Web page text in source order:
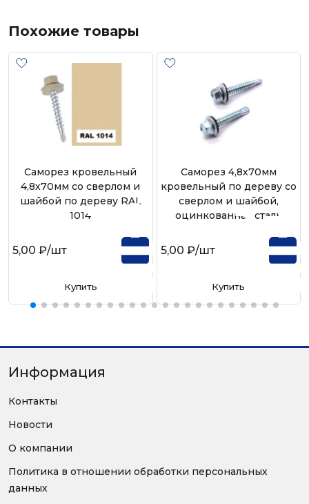
Похожие товары
Саморез кровельный
4,8х70мм со сверлом и
шайбой по дереву RAL
1014
5,00 ₽/шт
Купить
Саморез 4,8х70мм
кровельный по дереву со
сверлом и шайбой,
оцинкованная сталь
5,00 ₽/шт
Купить
Информация
Контакты
Новости
О компании
Политика в отношении обработки персональных
данных